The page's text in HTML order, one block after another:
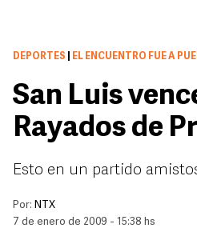
DEPORTES EL ENCUENTRO FUE A
San Luis
Rayados de
Esto en un partido
Por: NTX
7 de enero de 2009 - 15:38 hs